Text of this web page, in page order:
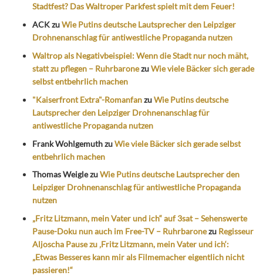
Stadtfest? Das Waltroper Parkfest spielt mit dem Feuer!
ACKzuWie Putins deutsche Lautsprecher den Leipziger
Drohnenanschlag für antiwestliche Propaganda nutzen
Waltrop als Negativbeispiel: Wenn die Stadt nur noch mäht,
statt zu pflegen – RuhrbaronezuWie viele Bäcker sich gerade
selbst entbehrlich machen
"Kaiserfront Extra"-RomanfanzuWie Putins deutsche
Lautsprecher den Leipziger Drohnenanschlag für
antiwestliche Propaganda nutzen
Frank WohlgemuthzuWie viele Bäcker sich gerade selbst
entbehrlich machen
Thomas WeiglezuWie Putins deutsche Lautsprecher den
Leipziger Drohnenanschlag für antiwestliche Propaganda
nutzen
„Fritz Litzmann, mein Vater und ich“ auf 3sat – Sehenswerte
Pause-Doku nun auch im Free-TV – Ruhrbaronezu Regisseur
Aljoscha Pause zu ‚Fritz Litzmann, mein Vater und ich‘:
„Etwas Besseres kann mir als Filmemacher eigentlich nicht
passieren!“